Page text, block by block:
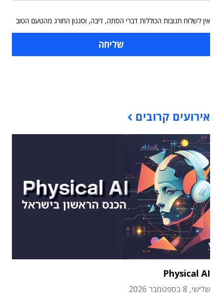
אין לשלוח תגובות הכוללות דברי הסתה, דיבה, וסגנון החורג מהטעם הטוב
אירועים קרובים
Physical AI
שלישי, 8 בספטמבר 2026